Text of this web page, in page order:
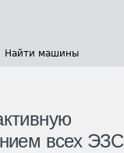
Найти машины
всех ЭЗС